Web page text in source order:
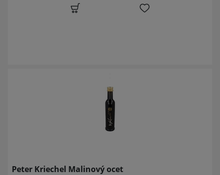
Peter Kriechel Malinový ocet